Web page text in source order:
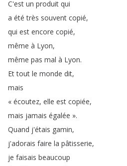
C'est un produit qui
a été très souvent copié,
qui est encore copié,
même à Lyon,
même pas mal à Lyon.
Et tout le monde dit,
mais
« écoutez, elle est copiée,
mais jamais égalée ».
Quand j'étais gamin,
j'adorais faire la pâtisserie,
je faisais beaucoup